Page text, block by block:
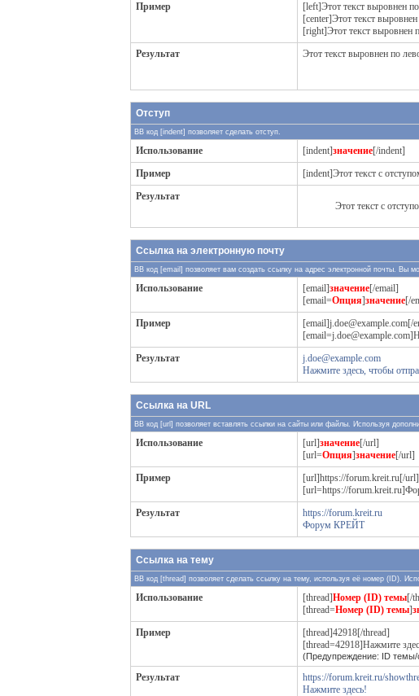
Пример
[left]Этот текст выровнен
[center]Этот текст
[right]Этот текст выровнен
Результат
Этот текст выровнен по
Отступ
BB код [indent] позволяет сделать отступ.
Использование [indent]значение[/indent]
Пример
[indent]Этот текст с
Результат
Этот текст с
Ссылка на электронную почту
BB код [email] позволяет вам создать ссылку на адрес электронной почты. Вы
Использование [email]значение[/email]
[email=Опция]значение[/
Пример
[email]j.doe@example.com[/
Результат
j.doe@example.com
Нажмите здесь, чтобы
Ссылка на URL
BB код [url] позволяет вставлять ссылки на сайты или файлы. Используя
Использование [url]значение[/url]
[url=Опция]значение[/url]
Пример
[url]https://forum.kreit.ru[/url]
[url=https://
Результат
https://forum.kreit.ru
Форум КРЕЙТ
Ссылка на тему
BB код [thread] позволяет сделать ссылку на тему, используя её номер (ID).
Использование [thread]Номер (ID) темы[/
[thread=Номер (ID) темы]
Пример
[thread]42918[/thread]
[thread=42918]Нажмите
(Предупреждение: ID
Результат
https://forum.kreit.ru/
Нажмите здесь!